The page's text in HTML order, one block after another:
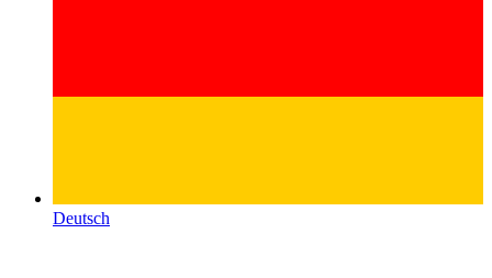
Deutsch